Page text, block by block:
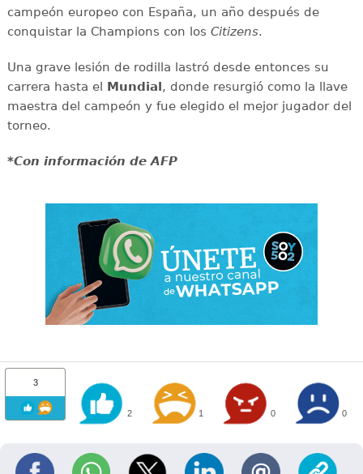
campeón europeo con España, un año después de
conquistar la Champions con los Citizens.
Una grave lesión de rodilla lastró desde entonces su
carrera hasta el Mundial, donde resurgió como la llave
maestra del campeón y fue elegido el mejor jugador del
torneo.
*Con información de AFP
3
2 1 0 0